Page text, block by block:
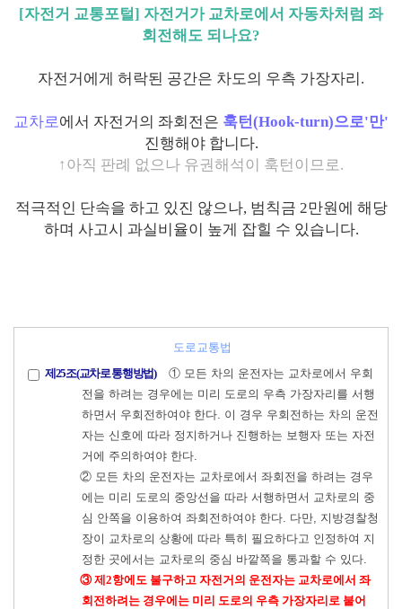
[자전거 교통포털] 자전거가 교차로에서 자동차처럼 좌
회전해도 되나요?
자전거에게 허락된 공간은 차도의 우측 가장자리.
교차로에서 자전거의 좌회전은 훅턴(Hook-turn)으로'만'
진행해야 합니다.
↑ 아직 판례 없으나 유권해석이 훅턴이므로.
적극적인 단속을 하고 있진 않으나, 범칙금 2만원에 해당
하며 사고시 과실비율이 높게 잡힐 수 있습니다.
도로교통법
제25조(교차로 통행방법)
① 모든 차의 운전자는 교차로에서 우회
전을 하려는 경우에는 미리 도로의 우측 가장자리를 서행
하면서 우회전하여야 한다. 이 경우 우회전하는 차의 운전
자는 신호에 따라 정지하거나 진행하는 보행자 또는 자전
거에 주의하여야 한다.
② 모든 차의 운전자는 교차로에서 좌회전을 하려는 경우
에는 미리 도로의 중앙선을 따라 서행하면서 교차로의 중
심 안쪽을 이용하여 좌회전하여야 한다. 다만, 지방경찰청
장이 교차로의 상황에 따라 특히 필요하다고 인정하여 지
정한 곳에서는 교차로의 중심 바깥쪽을 통과할 수 있다.
③ 제2항에도 불구하고 자전거의 운전자는 교차로에서 좌
회전하려는 경우에는 미리 도로의 우측 가장자리로 붙어